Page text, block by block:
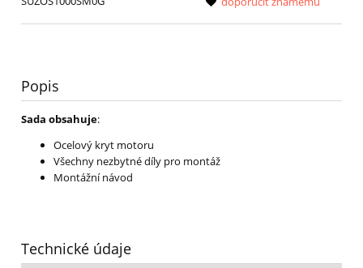
Popis
Sada obsahuje:
Ocelový kryt motoru
Všechny nezbytné díly pro montáž
Montážní návod
Technické údaje